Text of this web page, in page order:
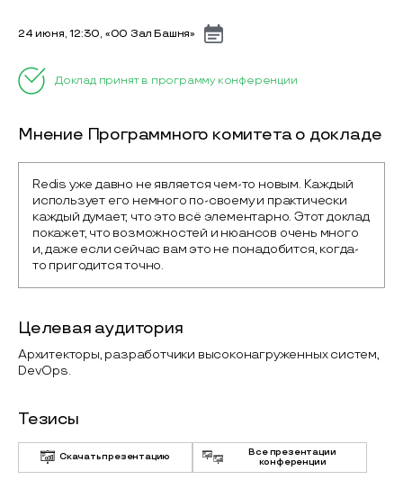
24 июня, 12:30, «00 Зал Башня»
Доклад принят в программу конференции
Мнение Программного комитета о докладе
Redis уже давно не является чем-то новым. Каждый
использует его немного по-своему и практически
каждый думает, что это всё элементарно. Этот доклад
покажет, что возможностей и нюансов очень много
и, даже если сейчас вам это не понадобится, когда-
то пригодится точно.
Целевая аудитория
Архитекторы, разработчики высоконагруженных систем,
DevOps.
Тезисы
Скачать презентацию
Все презентации
конференции